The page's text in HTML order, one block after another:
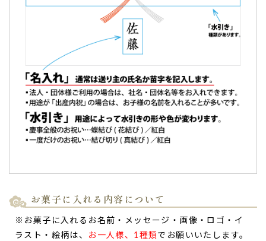
介護施設の20周年で…皆様「とても美味しい」と
喜ばれていました。
今回は事業所（認知症高齢者が１８名入居する介護施設）の
２０周年の祝賀会の際にお配りする品として
利用させていただきました。
味については（正直、そんなに期待していませんでした
が・・ ）
主催者としての感想として、
焼き印については事業所に携わる職員たちがとても喜んでい
お菓子に入れる内容について
※お菓子に入れるお名前・メッセージ・画像・ロゴ・イ
ラスト・絵柄は、
お一人様、1種類 でお願いいたします。